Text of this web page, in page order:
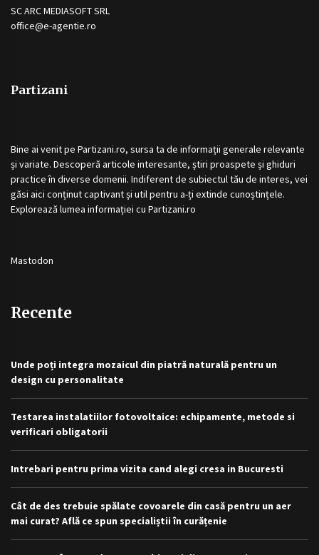
SC ARC MEDIASOFT SRL
office@e-agentie.ro
Partizani
Bine ai venit pe Partizani.ro, sursa ta de informații generale relevante
și variate. Descoperă articole interesante, știri proaspete și ghiduri
practice în diverse domenii. Indiferent de subiectul tău de interes, vei
găsi aici conținut captivant și util pentru a-ți extinde cunoștințele.
Explorează lumea informației cu Partizani.ro
Mastodon
Recente
Unde poți integra mozaicul din piatră naturală pentru un
design cu personalitate
Testarea instalatiilor fotovoltaice: echipamente, metode si
verificari obligatorii
Intrebari pentru prima vizita cand alegi cresa in Bucuresti
Cât de des trebuie spălate covoarele din casă pentru un aer
mai curat? Află ce spun specialiștii în curățenie